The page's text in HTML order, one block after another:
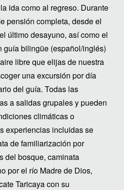
ida como al regreso. Durante
pensión completa, desde el
último desayuno, así como el
guía bilingüe (español/inglés)
libre que elijas de nuestra
una excursión por día
del guía. Todas las
a salidas grupales y pueden
climáticas o
experiencias incluidas se
de familiarización por
del bosque, caminata
por el río Madre de Dios,
Taricaya con su